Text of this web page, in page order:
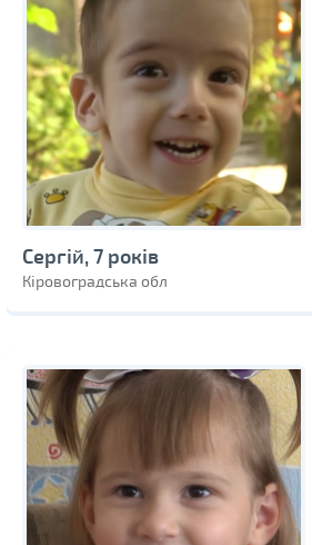
Сергій, 7 років
Кіровоградська обл